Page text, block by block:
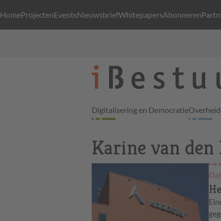
HomeProjectenEventsNieuwsbriefWhitepapersAbonneren
Digitalisering en Democratie
Karine van